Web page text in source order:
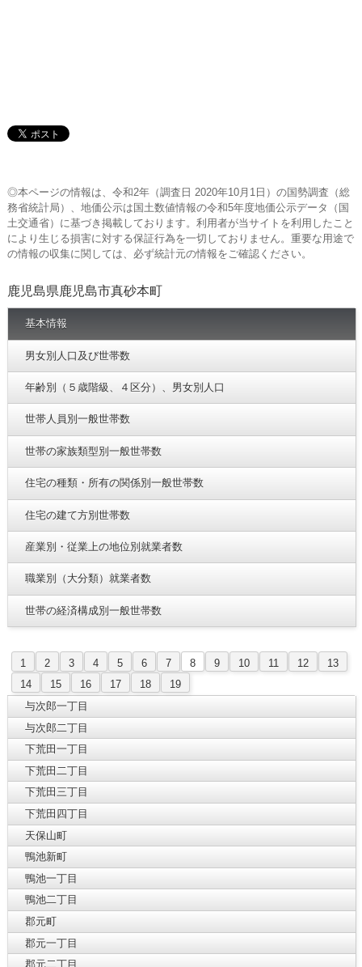
◎本ページの情報は、令和2年（調査日 2020年10月1日）の国勢調査（総
務省統計局）、地価公示は国土数値情報の令和5年度地価公示データ（国
土交通省）に基づき掲載しております。利用者が当サイトを利用したこと
により生じる損害に対する保証行為を一切しておりません。重要な用途で
の情報の収集に関しては、必ず統計元の情報をご確認ください。
鹿児島県鹿児島市真砂本町
基本情報
男女別人口及び世帯数
年齢別（５歳階級、４区分）、男女別人口
世帯人員別一般世帯数
世帯の家族類型別一般世帯数
住宅の種類・所有の関係別一般世帯数
住宅の建て方別世帯数
産業別・従業上の地位別就業者数
職業別（大分類）就業者数
世帯の経済構成別一般世帯数
1 2 3 4 5 6 7 8 9 10 11 12
13
14
15 16 17 18
19
与次郎一丁目
与次郎二丁目
下荒田一丁目
下荒田二丁目
下荒田三丁目
下荒田四丁目
天保山町
鴨池新町
鴨池一丁目
鴨池二丁目
郡元町
郡元一丁目
郡元二丁目